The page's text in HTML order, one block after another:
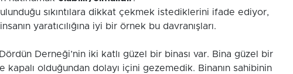
sıkıntılara dikkat çekmek istediklerini ifade ediyor,
yaratıcılığına iyi bir örnek bu davranışları.
Derneği’nin iki katlı güzel bir binası var. Bina güzel bir
olduğundan dolayı içini gezemedik. Binanın sahibinin